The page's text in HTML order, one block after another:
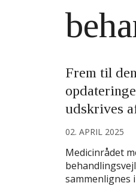
Frem til
udskrives
02. APRIL 2025
Medicinrådet
sammenlignes